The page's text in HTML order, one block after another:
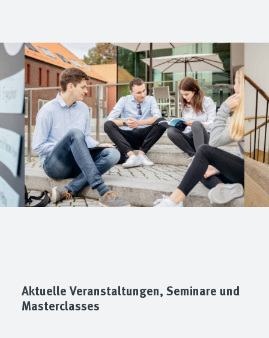
Aktuelle Veranstaltungen, Seminare und
Masterclasses